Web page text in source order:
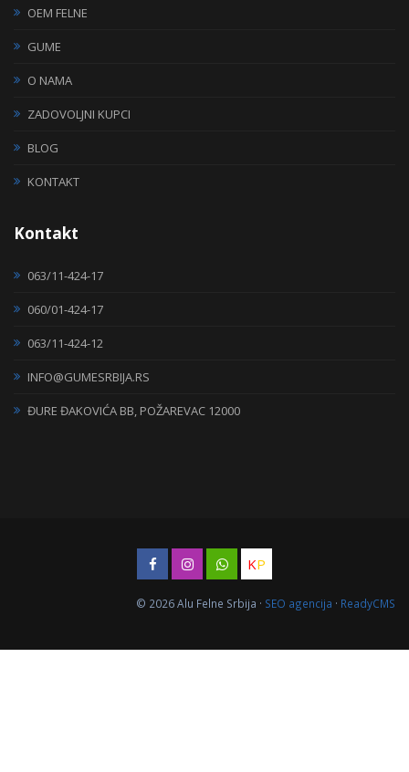
OEM FELNE
GUME
O NAMA
ZADOVOLJNI KUPCI
BLOG
KONTAKT
Kontakt
063/11-424-17
060/01-424-17
063/11-424-12
INFO@GUMESRBIJA.RS
ĐURE ĐAKOVIĆA BB, POŽAREVAC 12000
KP
© 2026 Alu Felne Srbija · SEO agencija · ReadyCMS